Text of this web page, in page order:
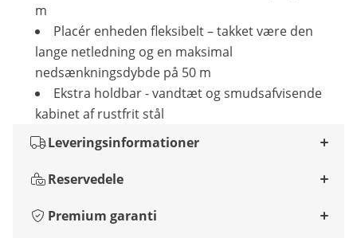
m
Placér enheden fleksibelt – takket være den
lange netledning og en maksimal
nedsænkningsdybde på 50 m
Ekstra holdbar - vandtæt og smudsafvisende
kabinet af rustfrit stål
Leveringsinformationer
Reservedele
Premium garanti